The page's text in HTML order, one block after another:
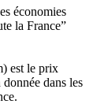
économies
la France”
est le prix
dans les